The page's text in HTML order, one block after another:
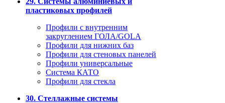
пластиковых профилей
Профили с внутренним
закруглением ГОЛА/GOLA
Профили для нижних баз
Профили для стеновых панелей
Профили универсальные
Система КАТО
Профили для стекла
30. Стеллажные системы